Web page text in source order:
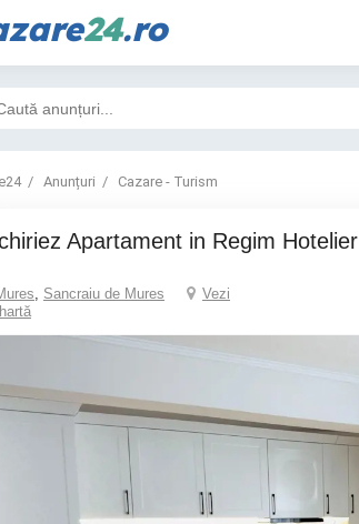
24.ro
Anunțuri Cazare - Turism
Apartament in Regim Hotelier
, Sancraiu de Mures
Vezi